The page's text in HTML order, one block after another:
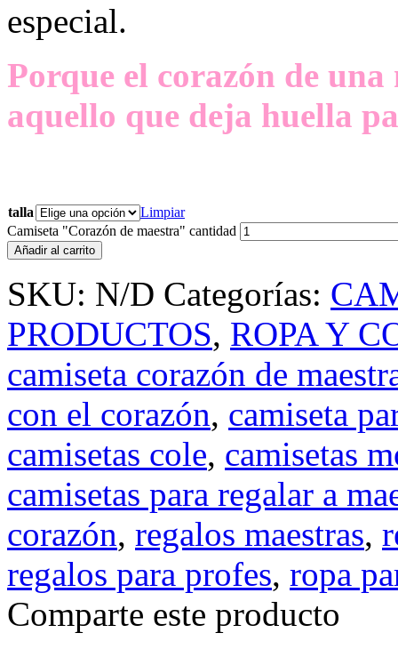
especial.
Porque el corazón de una
aquello que deja huella
talla
Limpiar
Camiseta "Corazón de maestra" cantidad
Añadir al carrito
SKU: N/D Categorías:
PRODUCTOS, ROPA Y
camiseta corazón de
con el corazón, camiseta
camisetas cole, camisetas
camisetas para regalar a
corazón, regalos maestras,
regalos para profes, ropa
Comparte este producto